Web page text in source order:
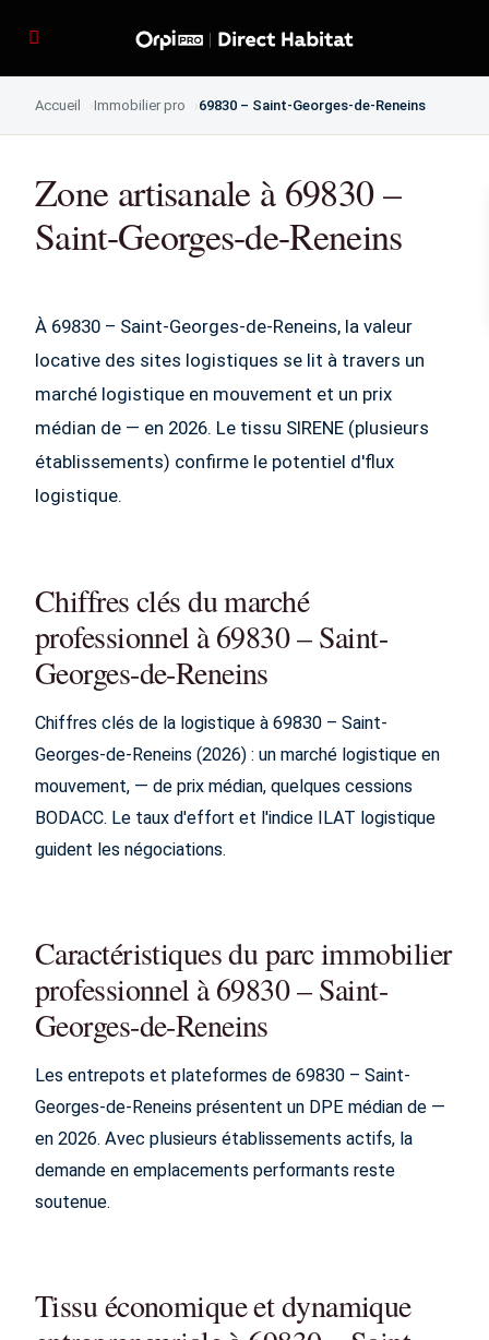
Accueil Immobilier pro 69830 – Saint-Georges-de-Reneins
Zone artisanale à 69830 –
Saint-Georges-de-Reneins
À 69830 – Saint-Georges-de-Reneins, la valeur
locative des sites logistiques se lit à travers un
marché logistique en mouvement et un prix
médian de — en 2026. Le tissu SIRENE (plusieurs
établissements) confirme le potentiel d'flux
logistique.
Chiffres clés du marché
professionnel à 69830 – Saint-
Georges-de-Reneins
Chiffres clés de la logistique à 69830 – Saint-
Georges-de-Reneins (2026) : un marché logistique en
mouvement, — de prix médian, quelques cessions
BODACC. Le taux d'effort et l'indice ILAT logistique
guident les négociations.
Caractéristiques du parc immobilier
professionnel à 69830 – Saint-
Georges-de-Reneins
Les entrepots et plateformes de 69830 – Saint-
Georges-de-Reneins présentent un DPE médian de —
en 2026. Avec plusieurs établissements actifs, la
demande en emplacements performants reste
soutenue.
Tissu économique et dynamique